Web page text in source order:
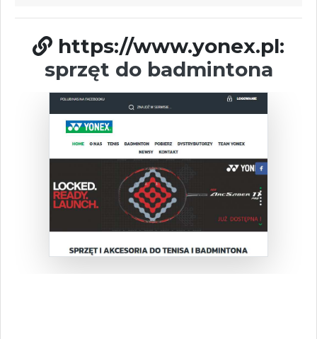
https://www.yonex.pl:
sprzęt do badmintona